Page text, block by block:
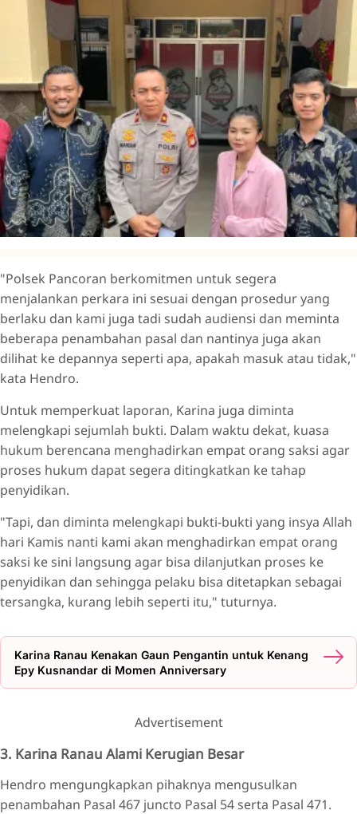
"Polsek Pancoran berkomitmen untuk segera
menjalankan perkara ini sesuai dengan prosedur yang
berlaku dan kami juga tadi sudah audiensi dan meminta
beberapa penambahan pasal dan nantinya juga akan
dilihat ke depannya seperti apa, apakah masuk atau tidak,"
kata Hendro.
Untuk memperkuat laporan, Karina juga diminta
melengkapi sejumlah bukti. Dalam waktu dekat, kuasa
hukum berencana menghadirkan empat orang saksi agar
proses hukum dapat segera ditingkatkan ke tahap
penyidikan.
"Tapi, dan diminta melengkapi bukti-bukti yang insya Allah
hari Kamis nanti kami akan menghadirkan empat orang
saksi ke sini langsung agar bisa dilanjutkan proses ke
penyidikan dan sehingga pelaku bisa ditetapkan sebagai
tersangka, kurang lebih seperti itu," tuturnya.
Karina Ranau Kenakan Gaun Pengantin untuk Kenang
Epy Kusnandar di Momen Anniversary
Advertisement
3. Karina Ranau Alami Kerugian Besar
Hendro mengungkapkan pihaknya mengusulkan
penambahan Pasal 467 juncto Pasal 54 serta Pasal 471.